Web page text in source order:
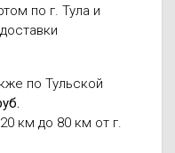
по г. Тула и
по Тульской
км до 80 км от г.